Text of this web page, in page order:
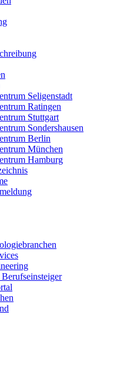
Seligenstadt
Ratingen
Stuttgart
Sondershausen
Berlin
München
Hamburg